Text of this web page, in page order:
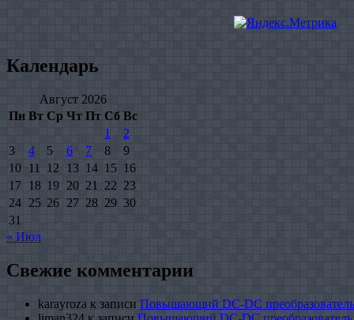
Календарь
Август 2026
Пн Вт Ср Чт Пт Сб Вс
1
2
3
4 5 6 7 8
9
10 11 12 13 14 15 16
17 18 19 20 21 22 23
24 25 26 27 28 29 30
31
« Июл
Свежие комментарии
karayroza к записи Повышающий DC-DC